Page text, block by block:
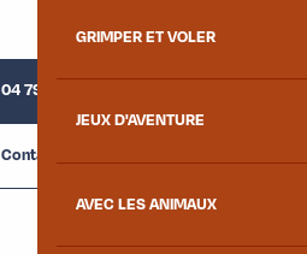
GRIMPER ET VOLER
JEUX D'AVENTURE
AVEC LES ANIMAUX
04 79 83 51
Contactez-nous